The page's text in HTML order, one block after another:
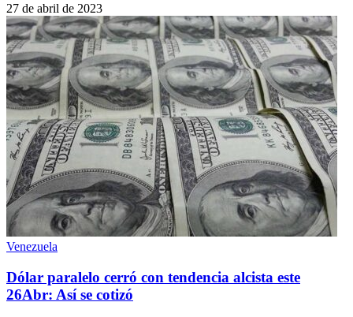
27 de abril de 2023
Venezuela
Dólar paralelo cerró con tendencia alcista este
26Abr: Así se cotizó